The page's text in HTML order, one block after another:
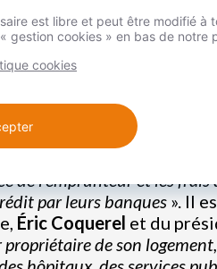
del’emprunteuret les frais
par leurs banques ». Il
Éric Coquerel et du
de son
est libre et peut être modifié à
gestion cookies » en bas de notre
cookies